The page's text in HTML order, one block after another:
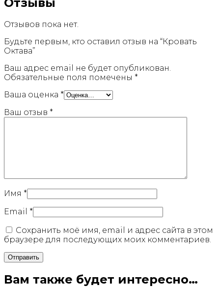
Отзывов пока нет.
Будьте первым, кто оставил отзыв на “Кровать
Октава”
Ваш адрес email не будет опубликован.
Обязательные поля помечены *
Ваша оценка *
Ваш отзыв *
Имя *
Email *
Сохранить моё имя, email и адрес сайта в этом
браузере для последующих моих комментариев.
Вам также будет интересно…